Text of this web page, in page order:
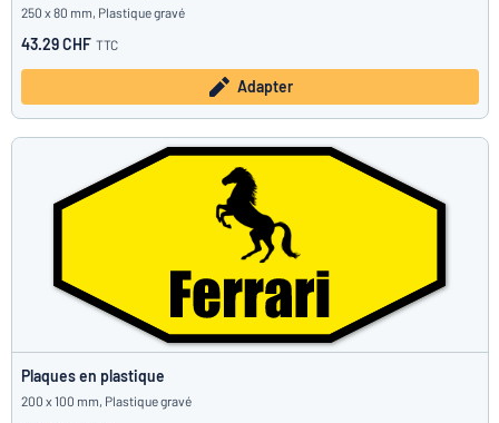
250 x 80 mm, Plastique gravé
43.29 CHF TTC
Adapter
Plaques en plastique
200 x 100 mm, Plastique gravé